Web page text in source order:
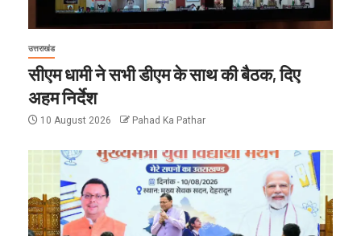
उत्तराखंड
सीएम धामी ने सभी डीएम के साथ की बैठक, दिए
अहम निर्देश
10 August 2026 Pahad Ka Pathar